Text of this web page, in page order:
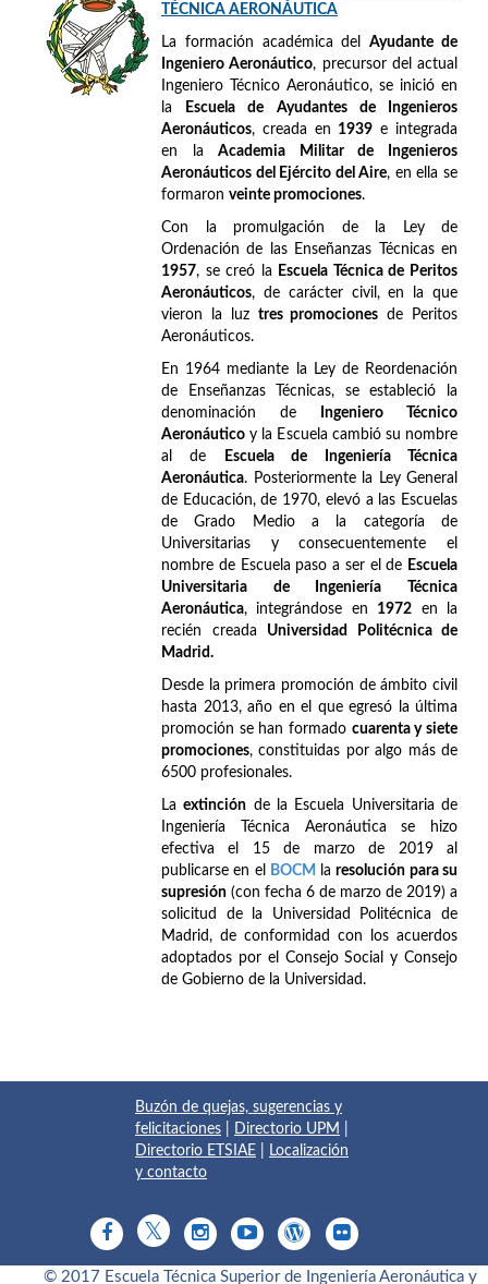
TÉCNICA AERONÁUTICA
La formación académica delAyudante de
Ingeniero Aeronáutico, precursor del actual
Ingeniero Técnico Aeronáutico, se inició en
la
Escuela de Ayudantes de Ingenieros
Aeronáuticos, creada en 1939 e integrada
en laAcademia Militar de Ingenieros
Aeronáuticos del Ejército del Aire, en ella se
formaron veinte promociones.
Con la promulgación de la Ley de
Ordenación de las Enseñanzas Técnicas en
1957, se creó la
Escuela Técnica de Peritos
Aeronáuticos, de carácter civil, en la que
vieron la luz tres promociones de Peritos
Aeronáuticos.
En 1964 mediante la Ley de Reordenación
de Enseñanzas Técnicas, se estableció la
denominación de
Ingeniero Técnico
Aeronáutico y la Escuela cambió su nombre
al de
Escuela de Ingeniería Técnica
Aeronáutica. Posteriormente la Ley General
de Educación, de 1970, elevó a las Escuelas
de Grado Medio a la categoría de
Universitarias y consecuentemente el
nombre de Escuela paso a ser el de Escuela
Universitaria de Ingeniería Técnica
Aeronáutica, integrándose en 1972 en la
recién creada Universidad Politécnica de
Madrid.
Desde la primera promoción de ámbito civil
hasta 2013, año en el que egresó la última
promoción se han formado cuarenta y siete
promociones, constituidas por algo más de
6500 profesionales.
Laextinción de la Escuela Universitaria de
Ingeniería Técnica Aeronáutica se hizo
efectiva el 15 de marzo de 2019 al
publicarse en el
BOCM laresolución para su
supresión (con fecha 6 de marzo de 2019) a
solicitud de la Universidad Politécnica de
Madrid, de conformidad con los acuerdos
adoptados por el Consejo Social y Consejo
de Gobierno de la Universidad.
Buzón de quejas, sugerencias y
felicitaciones
Directorio UPM
Directorio ETSIAE
Localización
y contacto
© 2017 Escuela Técnica Superior de Ingeniería Aeronáutica y